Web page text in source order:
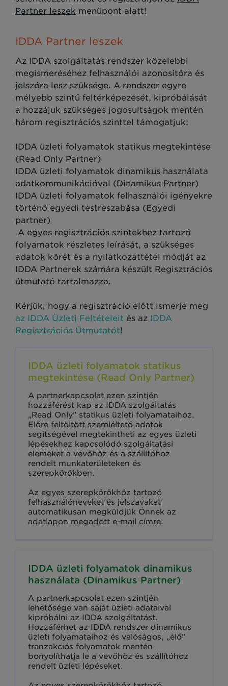
Partner leszek menüpont alatt!
IDDA Partner leszek
Az IDDA szolgáltatás rendszer közelebbi
megismeréséhez felhasználói azonosítóra és
jelszóra lesz szüksége. A rendszer egyre
mélyebb szintű feltérképezését, kipróbálását
a hozzájuk szükséges jogosultságok mentén
három regisztrációs szinttel támogatjuk:
IDDA üzleti folyamatok statikus megtekintése
(Read Only Partner)
IDDA üzleti folyamatok dinamikus használata
adatkommunikációval (Dinamikus Partner)
IDDA üzleti folyamatok felhasználói igényekre
történő egyedi testreszabása (Egyedi
partner)
A egyes regisztrációs szintekhez tartozó
folyamatok részletes leírását, a szükséges
adatok körét és a nyilatkozattétel módját az
IDDA Partnerek számára készült Regisztrációs
útmutató tartalmazza.
Kérjük, hogy a regisztráció előtt ismerje meg
az IDDA Üzleti Feltételeit és az IDDA
Regisztrációs Útmutatót!
IDDA üzleti folyamatok statikus
megtekintése (Read Only Partner)
A partnerkapcsolat ezen szintjén
hozzáférést kap az IDDA szolgáltatás
„Read Only” statikus üzleti folyamataihoz.
Előre feltöltött szemléltető adatok
segítségével megtekintheti az egyes üzleti
lépésekhez kapcsolódó szolgáltatási
elemeket a vevőhöz és a szállítóhoz
rendelt munkaterületeken és
szerepkörökben.
Az egyes szerepkörökhöz tartozó
felhasználóneveket és jelszavakat
automatikusan megküldjük Önnek az
adatlapon megadott e-mail címre.
IDDA üzleti folyamatok dinamikus
használata (Dinamikus Partner)
A partnerkapcsolat ezen szintjén
lehetősége van saját üzleti adataival
kipróbálni az IDDA szolgáltatást.
Hozzáférhet az IDDA rendszer dinamikus
üzleti folyamataihoz és valóságos, „élő”
tranzakciós folyamatok mentén
bonyolíthatja le a vevőhöz és szállítóhoz
rendelt üzleti lépéseket.